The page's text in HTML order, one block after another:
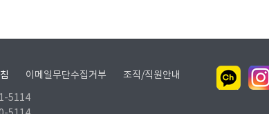
이메일무단수집거부 조직/직원안내
5114